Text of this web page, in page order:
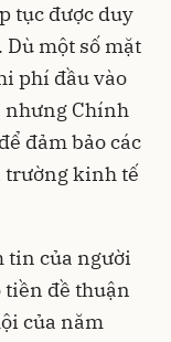
tục được duy
một số mặt
phí đầu vào
nhưng Chính
đảm bảo các
trường kinh tế
tin của người
tiền đề thuận
của năm